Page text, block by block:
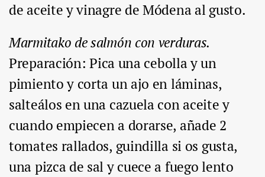
de aceite y vinagre de Módena al gusto.
Marmitako de salmón con verduras.
Preparación: Pica una cebolla y un
pimiento y corta un ajo en láminas,
salteálos en una cazuela con aceite y
cuando empiecen a dorarse, añade 2
tomates rallados, guindilla si os gusta,
una pizca de sal y cuece a fuego lento